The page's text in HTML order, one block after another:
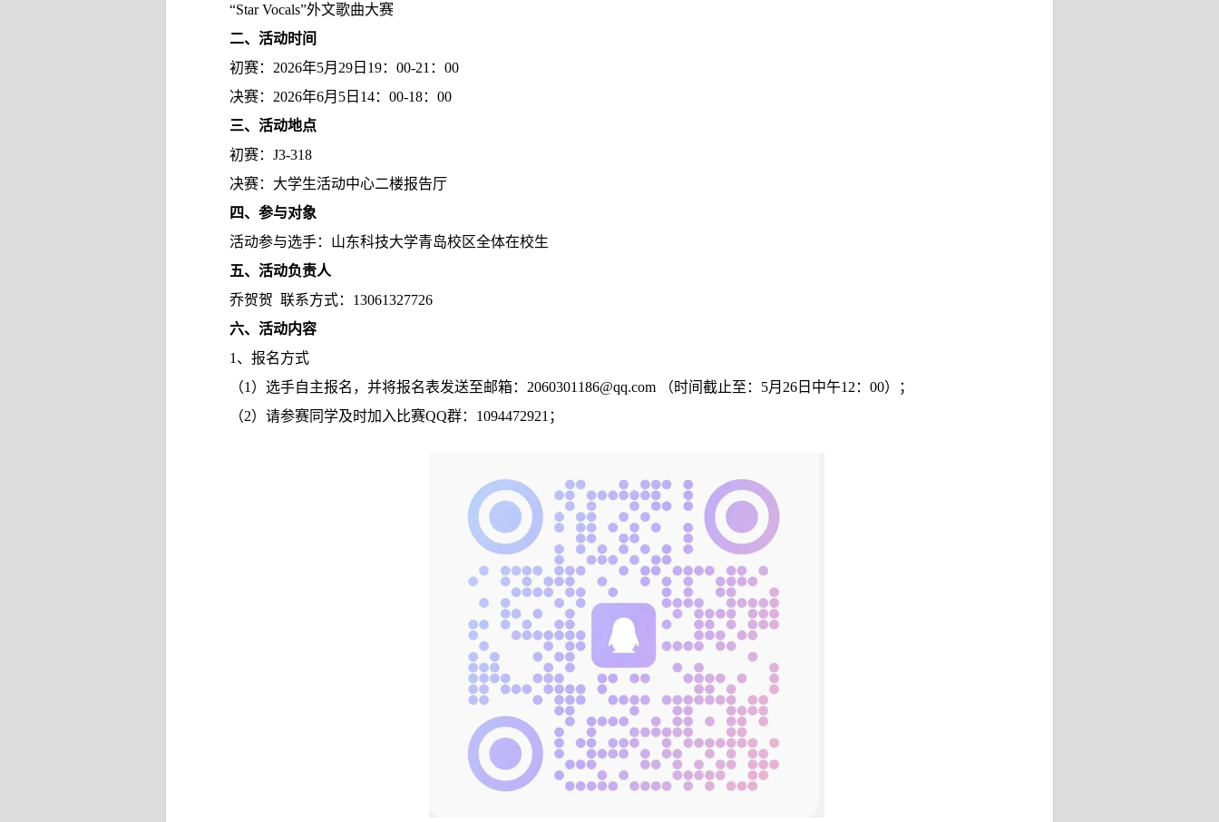
“Star Vocals”外文歌曲大赛
二、活动时间
初赛： 2026年5月 29 日 19： 00-21 ： 00
决赛： 2026年6月 5 日 14： 00-18： 00
三、活动地点
初赛： J3-318
决赛：大学生活动中心二楼报告厅
四、参与对象
活动参与选手：山东科技大学青岛校区全体在校生
五、活动负责人
乔贺贺 联系方式： 13061327726
六、活动内容
1 、报名方式
（1 ）选手自主报名，并将报名表发送至邮箱： 2060301186@qq.com （时间截止至： 5月 26 日中午12 ： 00）；
（2）请参赛同学及时加入比赛QQ群： 1094472921；